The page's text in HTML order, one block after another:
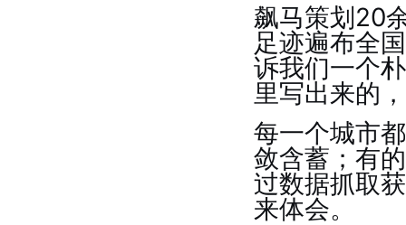
飙马策划20
足迹遍布全
诉我们一个
里写出来的
每一个城市
敛含蓄；有
过数据抓取
来体会。